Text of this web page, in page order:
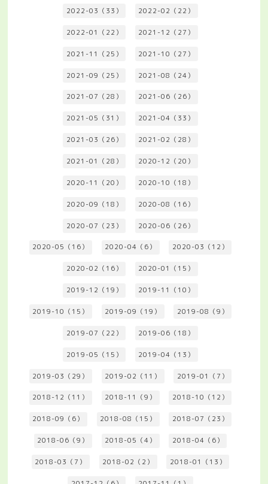
2022-03（33） 2022-02（22）
2022-01（22） 2021-12（27）
2021-11（25） 2021-10（27）
2021-09（25） 2021-08（24）
2021-07（28） 2021-06（26）
2021-05（31） 2021-04（33）
2021-03（26） 2021-02（28）
2021-01（28） 2020-12（20）
2020-11（20） 2020-10（18）
2020-09（18） 2020-08（16）
2020-07（23） 2020-06（26）
2020-05（16） 2020-04（6） 2020-03（12）
2020-02（16） 2020-01（15）
2019-12（19） 2019-11（10）
2019-10（15） 2019-09（19） 2019-08（9）
2019-07（22） 2019-06（18）
2019-05（15） 2019-04（13）
2019-03（29） 2019-02（11） 2019-01（7）
2018-12（11） 2018-11（9） 2018-10（12）
2018-09（6） 2018-08（15） 2018-07（23）
2018-06（9） 2018-05（4） 2018-04（6）
2018-03（7） 2018-02（2） 2018-01（13）